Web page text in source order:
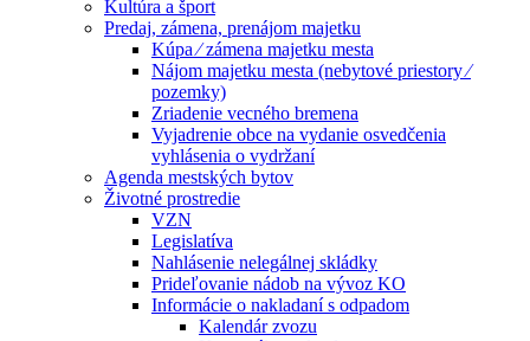
Kultúra a šport
Predaj, zámena, prenájom majetku
Kúpa ⁄ zámena majetku mesta
Nájom majetku mesta (nebytové priestory ⁄
pozemky)
Zriadenie vecného bremena
Vyjadrenie obce na vydanie osvedčenia
vyhlásenia o vydržaní
Agenda mestských bytov
Životné prostredie
VZN
Legislatíva
Nahlásenie nelegálnej skládky
Prideľovanie nádob na vývoz KO
Informácie o nakladaní s odpadom
Kalendár zvozu